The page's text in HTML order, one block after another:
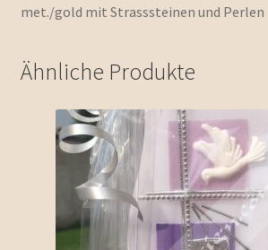
met./gold mit Strasssteinen und Perlen
Ähnliche Produkte